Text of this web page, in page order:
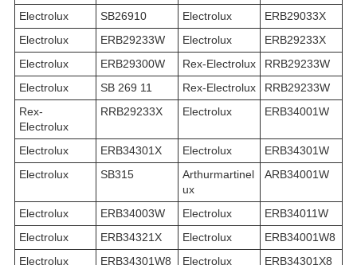
Electrolux
SB26910 Electrolux
ERB29033X
Electrolux
ERB29233W Electrolux
ERB29233X
Electrolux
ERB29300W Rex-Electrolux
RRB29233W
Electrolux
SB 269 11 Rex-Electrolux
RRB29233W
Rex-
Electrolux
RRB29233X Electrolux ERB34001W
Electrolux ERB34301X Electrolux
ERB34301W
Electrolux
SB315
Arthurmartinel
ux
ARB34001W
Electrolux ERB34003W Electrolux
ERB34011W
Electrolux
ERB34321X Electrolux
ERB34001W8
Electrolux
ERB34301W8 Electrolux ERB34301X8